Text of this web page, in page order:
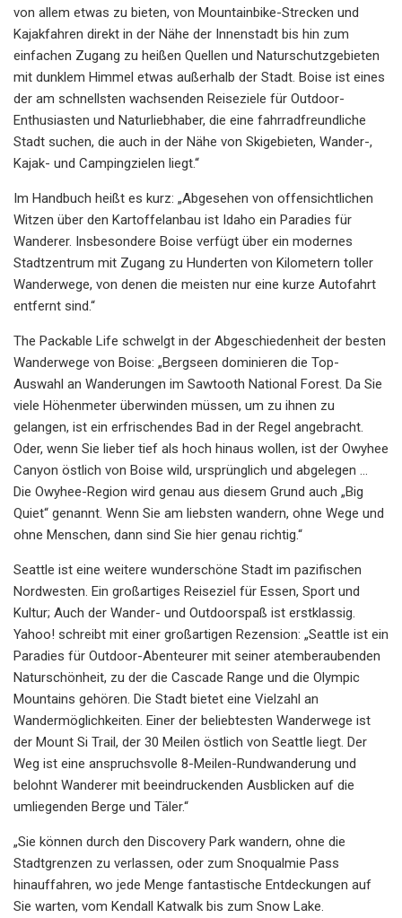
von allem etwas zu bieten, von Mountainbike-Strecken und
Kajakfahren direkt in der Nähe der Innenstadt bis hin zum
einfachen Zugang zu heißen Quellen und Naturschutzgebieten
mit dunklem Himmel etwas außerhalb der Stadt. Boise ist eines
der am schnellsten wachsenden Reiseziele für Outdoor-
Enthusiasten und Naturliebhaber, die eine fahrradfreundliche
Stadt suchen, die auch in der Nähe von Skigebieten, Wander-,
Kajak- und Campingzielen liegt.“
Im Handbuch heißt es kurz: „Abgesehen von offensichtlichen
Witzen über den Kartoffelanbau ist Idaho ein Paradies für
Wanderer. Insbesondere Boise verfügt über ein modernes
Stadtzentrum mit Zugang zu Hunderten von Kilometern toller
Wanderwege, von denen die meisten nur eine kurze Autofahrt
entfernt sind.“
The Packable Life schwelgt in der Abgeschiedenheit der besten
Wanderwege von Boise: „Bergseen dominieren die Top-
Auswahl an Wanderungen im Sawtooth National Forest. Da Sie
viele Höhenmeter überwinden müssen, um zu ihnen zu
gelangen, ist ein erfrischendes Bad in der Regel angebracht.
Oder, wenn Sie lieber tief als hoch hinaus wollen, ist der Owyhee
Canyon östlich von Boise wild, ursprünglich und abgelegen …
Die Owyhee-Region wird genau aus diesem Grund auch „Big
Quiet“ genannt. Wenn Sie am liebsten wandern, ohne Wege und
ohne Menschen, dann sind Sie hier genau richtig.“
Seattle ist eine weitere wunderschöne Stadt im pazifischen
Nordwesten. Ein großartiges Reiseziel für Essen, Sport und
Kultur; Auch der Wander- und Outdoorspaß ist erstklassig.
Yahoo! schreibt mit einer großartigen Rezension: „Seattle ist ein
Paradies für Outdoor-Abenteurer mit seiner atemberaubenden
Naturschönheit, zu der die Cascade Range und die Olympic
Mountains gehören. Die Stadt bietet eine Vielzahl an
Wandermöglichkeiten. Einer der beliebtesten Wanderwege ist
der Mount Si Trail, der 30 Meilen östlich von Seattle liegt. Der
Weg ist eine anspruchsvolle 8-Meilen-Rundwanderung und
belohnt Wanderer mit beeindruckenden Ausblicken auf die
umliegenden Berge und Täler.“
„Sie können durch den Discovery Park wandern, ohne die
Stadtgrenzen zu verlassen, oder zum Snoqualmie Pass
hinauffahren, wo jede Menge fantastische Entdeckungen auf
Sie warten, vom Kendall Katwalk bis zum Snow Lake.